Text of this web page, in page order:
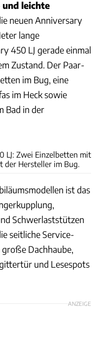
leichte
neuen Anniversary
lange
450 LJ gerade einmal
Zustand. Der Paar-
im Bug, eine
im Heck sowie
Bad in der
LJ: Zwei Einzelbetten mit
Hersteller im Bug.
ist das
Schwerlaststützen
seitliche Service-
Dachhaube,
und Lesespots
ANZEIGE